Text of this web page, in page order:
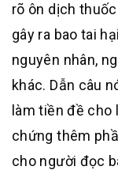
rõ ôn dịch
gây ra bao tai
nguyên nhân,
khác. Dẫn câu
làm tiền đề cho
chứng thêm
cho người đọc